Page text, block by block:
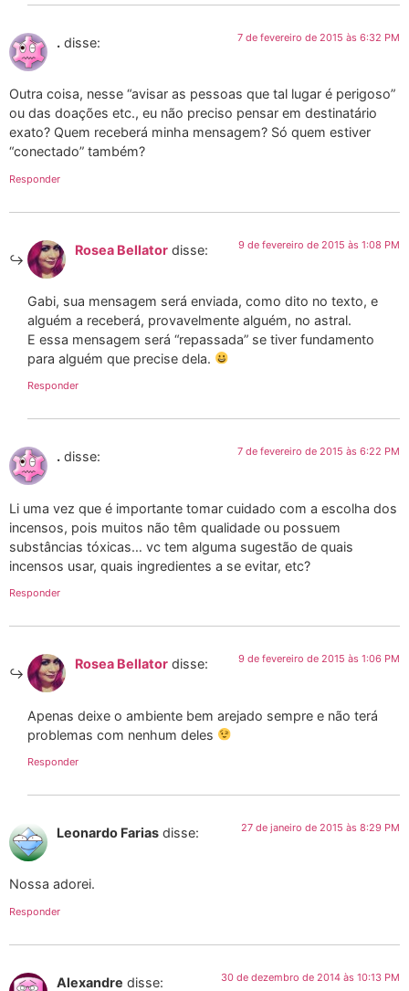
. disse: 7 de fevereiro de 2015 às 6:32 PM
Outra coisa, nesse “avisar as pessoas que tal lugar é perigoso”
ou das doações etc., eu não preciso pensar em destinatário
exato? Quem receberá minha mensagem? Só quem estiver
“conectado” também?
Responder
Rosea Bellator disse: 9 de fevereiro de 2015 às 1:08 PM
Gabi, sua mensagem será enviada, como dito no texto, e
alguém a receberá, provavelmente alguém, no astral.
E essa mensagem será “repassada” se tiver fundamento
para alguém que precise dela.
Responder
. disse: 7 de fevereiro de 2015 às 6:22 PM
Li uma vez que é importante tomar cuidado com a escolha dos
incensos, pois muitos não têm qualidade ou possuem
substâncias tóxicas… vc tem alguma sugestão de quais
incensos usar, quais ingredientes a se evitar, etc?
Responder
Rosea Bellator disse: 9 de fevereiro de 2015 às 1:06 PM
Apenas deixe o ambiente bem arejado sempre e não terá
problemas com nenhum deles
Responder
Leonardo Farias disse: 27 de janeiro de 2015 às 8:29 PM
Nossa adorei.
Responder
Alexandre disse: 30 de dezembro de 2014 às 10:13 PM